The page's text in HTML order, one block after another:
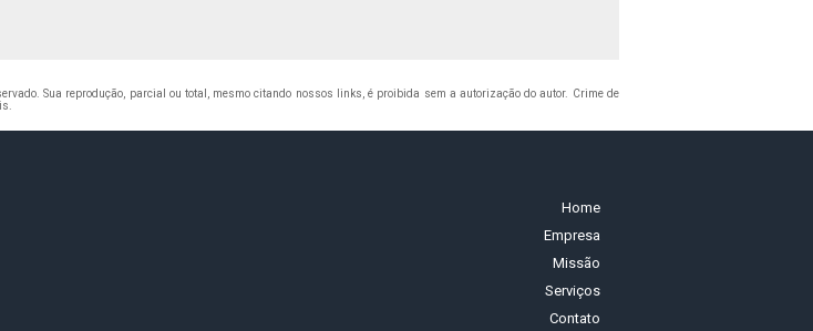
Sua reprodução, parcial ou total, mesmo citando nossos links, é proibida sem a autorização do autor. Crime de
Home
Empresa
Missão
Serviços
Contato